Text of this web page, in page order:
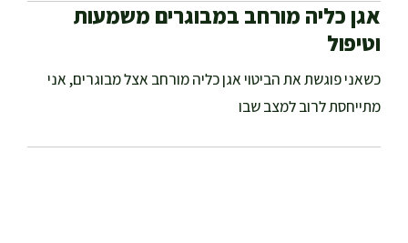
אגן כליה מורחב במבוגרים משמעות
וטיפול
כשאני פוגשת את הביטוי אגן כליה מורחב אצל מבוגרים, אני
מתייחסת לרוב למצב שבו